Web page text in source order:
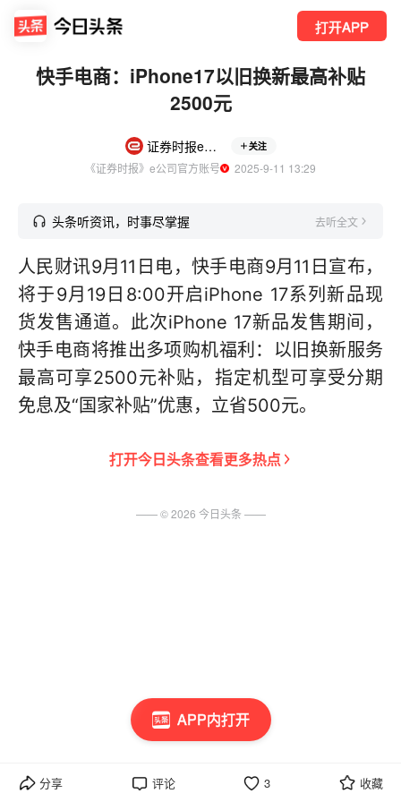
打开APP
APP内打开
快手电商：iPhone17以旧换新最高补贴
2500元
证券时报e公司 关注
《证券时报》e公司官方账号
  2025-9-11 13:29
头条听资讯，时事尽掌握 去听全文
人民财讯9月11日电，快手电商9月11日宣布，
将于9月19日8:00开启iPhone 17系列新品现
货发售通道。此次iPhone 17新品发售期间，
快手电商将推出多项购机福利：以旧换新服务
最高可享2500元补贴，指定机型可享受分期
免息及“国家补贴”优惠，立省500元。
打开今日头条查看更多热点
分享 评论 3 收藏
—— ©2026 今日头条 ——